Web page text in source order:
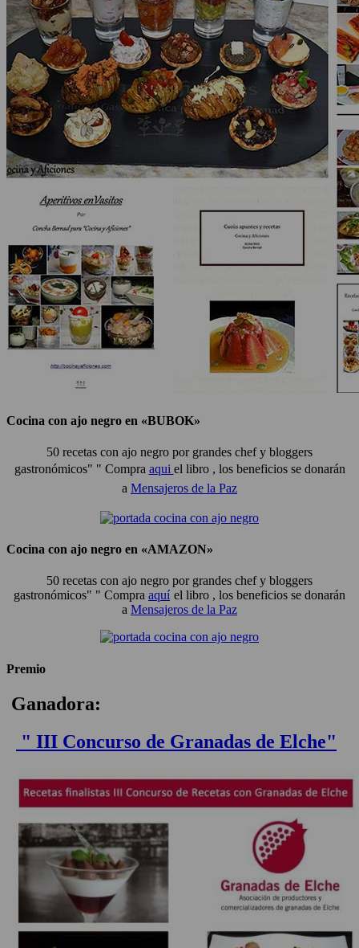
Cocina con ajo negro en «BUBOK»
50 recetas con ajo negro por grandes chef y bloggers
gastronómicos" " Compra aqui el libro , los beneficios se donarán
a Mensajeros de la Paz
Cocina con ajo negro en «AMAZON»
50 recetas con ajo negro por grandes chef y bloggers
gastronómicos" " Compra aquí el libro , los beneficios se donarán
a Mensajeros de la Paz
Premio
Ganadora:
" III Concurso de Granadas de Elche"